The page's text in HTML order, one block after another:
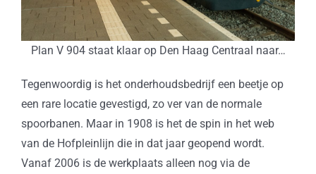
Plan V 904 staat klaar op Den Haag Centraal naar…
Tegenwoordig is het onderhoudsbedrijf een beetje op
een rare locatie gevestigd, zo ver van de normale
spoorbanen. Maar in 1908 is het de spin in het web
van de Hofpleinlijn die in dat jaar geopend wordt.
Vanaf 2006 is de werkplaats alleen nog via de